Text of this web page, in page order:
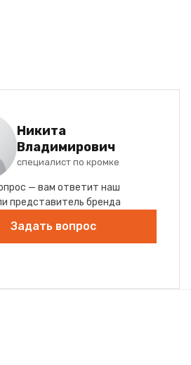
Никита
Владимирович
специалист по кромке
— вам ответит наш
представитель бренда
Задать вопрос